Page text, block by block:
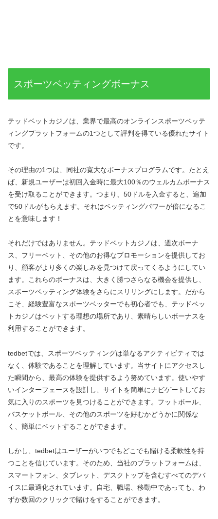
スポーツベッティングボーナス
テッドベットカジノは、業界で最高のオンラインスポーツベッテ
ィングプラットフォームの1つとして評判を得ている優れたサイト
です。
その理由の1つは、同社の寛大なボーナスプログラムです。たとえ
ば、新規ユーザーは初回入金時に最大100％のウェルカムボーナス
を受け取ることができます。つまり、50ドルを入金すると、追加
で50ドルがもらえます。それはベッティングパワーが倍になるこ
とを意味します！
それだけではありません。テッドベットカジノは、週次ボーナ
ス、フリーベット、その他のお得なプロモーションを提供してお
り、顧客がより多くの楽しみを見つけて戻ってくるようにしてい
ます。これらのボーナスは、大きく勝つさらなる機会を提供し、
スポーツベッティング体験をさらにスリリングにします。だから
こそ、経験豊富なスポーツベッターでも初心者でも、テッドベッ
トカジノはベットする理想の場所であり、素晴らしいボーナスを
利用することができます。
tedbetでは、スポーツベッティングは単なるアクティビティでは
なく、体験であることを理解しています。当サイトにアクセスし
た瞬間から、最高の体験を提供するよう努めています。使いやす
いインターフェースを設計し、サイトを簡単にナビゲートしてお
気に入りのスポーツを見つけることができます。フットボール、
バスケットボール、その他のスポーツを好むかどうかに関係な
く、簡単にベットすることができます。
しかし、tedbetはユーザーがいつでもどこでも賭ける柔軟性を持
つことを信じています。そのため、当社のプラットフォームは、
スマートフォン、タブレット、デスクトップを含むすべてのデバ
イスに最適化されています。自宅、職場、移動中であっても、わ
ずか数回のクリックで賭けをすることができます。